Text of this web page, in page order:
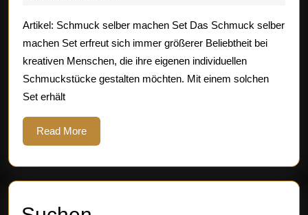
mit
dem
Schmuck
Artikel: Schmuck selber machen Set Das Schmuck selber
machen Set erfreut sich immer größerer Beliebtheit bei
kreativen Menschen, die ihre eigenen individuellen
Schmuckstücke gestalten möchten. Mit einem solchen
Set erhält
Read MoreRead
More